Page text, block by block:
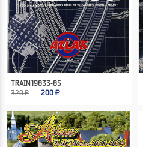
TRAIN 19833-85
320 ₽
200